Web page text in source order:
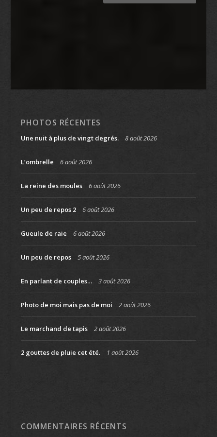
PHOTOS RÉCENTES
Une nuit à plus de vingt degrés. 8 août 2026
L’ombrelle 6 août 2026
La reine des moules 6 août 2026
Un peu de repos 2 6 août 2026
Gueule de raie 6 août 2026
Un peu de repos 5 août 2026
En parlant de couples… 3 août 2026
Photo de moi mais pas de moi 2 août 2026
Le marchand de tapis 2 août 2026
2 gouttes de pluie cet été. 1 août 2026
COMMENTAIRES RÉCENTS